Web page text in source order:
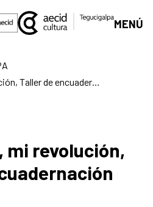
MENÚ
Mi autolibro, mi revolución, Taller de encuadernación Cartonera
mi revolución,